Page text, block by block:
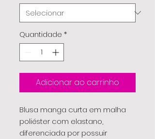
Quantidade *
Adicionar ao carrinho
Blusa manga curta em malha
poliéster com elastano,
diferenciada por possuir